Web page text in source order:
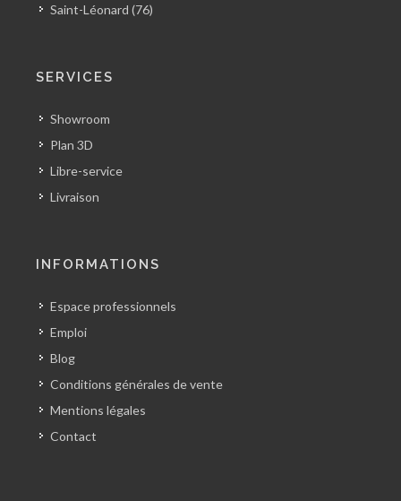
Saint-Léonard (76)
SERVICES
Showroom
Plan 3D
Libre-service
Livraison
INFORMATIONS
Espace professionnels
Emploi
Blog
Conditions générales de vente
Mentions légales
Contact